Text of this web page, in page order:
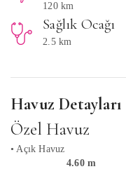
120 km
Sağlık Ocağı
2.5 km
Havuz Detayları
Özel Havuz
• Açık Havuz
4.60 m